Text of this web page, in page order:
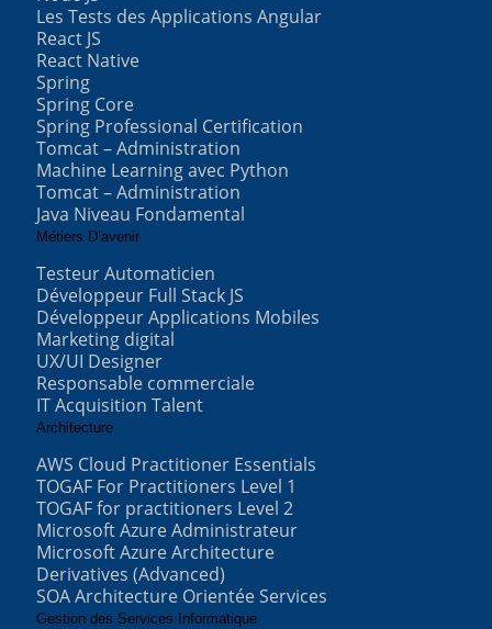
Les Tests des Applications Angular
React JS
React Native
Spring
Spring Core
Spring Professional Certification
Tomcat – Administration
Machine Learning avec Python
Tomcat – Administration
Java Niveau Fondamental
Métiers D’avenir
Testeur Automaticien
Développeur Full Stack JS
Développeur Applications Mobiles
Marketing digital
UX/UI Designer
Responsable commerciale
IT Acquisition Talent
Architecture
AWS Cloud Practitioner Essentials
TOGAF For Practitioners Level 1
TOGAF for practitioners Level 2
Microsoft Azure Administrateur
Microsoft Azure Architecture
Derivatives (Advanced)
SOA Architecture Orientée Services
Gestion des Services Informatique